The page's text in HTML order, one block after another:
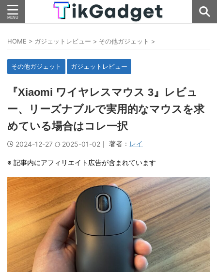
HOME > ガジェットレビュー > その他ガジェット >
その他ガジェット ガジェットレビュー
『Xiaomi ワイヤレスマウス 3』レビュ
ー、リーズナブルで実用的なマウスを求
めている場合はコレ一択
2024-12-27 2025-01-02 ｜ 著者： レイ
※ 記事内にアフィリエイト広告が含まれています